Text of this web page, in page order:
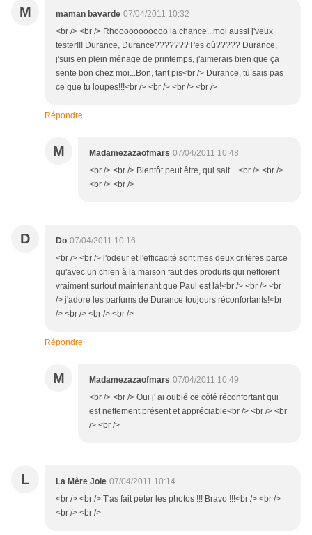
M maman bavarde 07/04/2011 10:32
<br /> <br /> Rhooooooooooo la chance...moi aussi j'veux
tester!!! Durance, Durance???????T'es où????? Durance,
j'suis en plein ménage de printemps, j'aimerais bien que ça
sente bon chez moi...Bon, tant pis<br /> Durance, tu sais pas
ce que tu loupes!!!<br /> <br /> <br /> <br />
Répondre
M Madamezazaofmars 07/04/2011 10:48
<br /> <br /> Bientôt peut être, qui sait ...<br /> <br />
<br /> <br />
D Do 07/04/2011 10:16
<br /> <br /> l'odeur et l'efficacité sont mes deux critères parce
qu'avec un chien à la maison faut des produits qui nettoient
vraiment surtout maintenant que Paul est là!<br /> <br /> <br
/> j'adore les parfums de Durance toujours réconfortants!<br
/> <br /> <br /> <br />
Répondre
M Madamezazaofmars 07/04/2011 10:49
<br /> <br /> Oui j' ai oublé ce côté réconfortant qui
est nettement présent et appréciable<br /> <br /> <br
/> <br />
L La Mère Joie 07/04/2011 10:14
<br /> <br /> T'as fait péter les photos !!! Bravo !!!<br /> <br />
<br /> <br />